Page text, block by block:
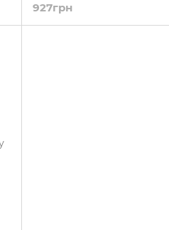
927грн